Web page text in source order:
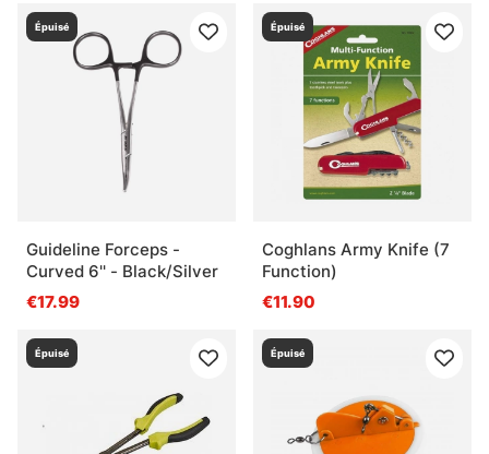
Épuisé
Guideline Forceps -
Curved 6'' - Black/Silver
€17.99
Épuisé
Coghlans Army Knife (7
Function)
€11.90
Épuisé Épuisé